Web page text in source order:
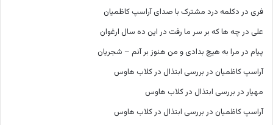
فری در دکلمه درد مشترک با صدای آراسپ کاظمیان
علی در چه ها که بر سر ما رفت در این ده سال ارغوان
پیام در مرا به هیچ بدادی و من هنوز بر آنم – شجریان
آراسپ کاظمیان در بررسی ابتذال در کلاب هاوس
مهیار در بررسی ابتذال در کلاب هاوس
آراسپ کاظمیان در بررسی ابتذال در کلاب هاوس